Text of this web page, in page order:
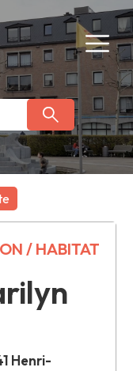
Henri-
/ HABITAT